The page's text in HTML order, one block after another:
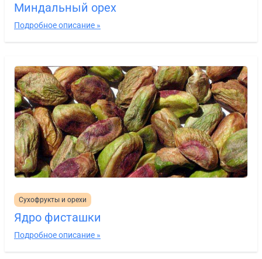
Миндальный орех
Подробное описание »
Сухофрукты и орехи
Ядро фисташки
Подробное описание »